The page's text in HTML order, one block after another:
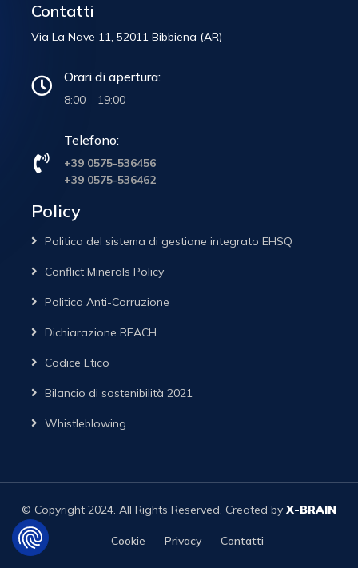
Contatti
Via La Nave 11, 52011 Bibbiena (AR)
Orari di apertura:
8:00 – 19:00
Telefono:
+39 0575-536456
+39 0575-536462
Policy
Politica del sistema di gestione integrato EHSQ
Conflict Minerals Policy
Politica Anti-Corruzione
Dichiarazione REACH
Codice Etico
Bilancio di sostenibilità 2021
Whistleblowing
© Copyright 2024. All Rights Reserved. Created by X-BRAIN
Cookie Privacy Contatti